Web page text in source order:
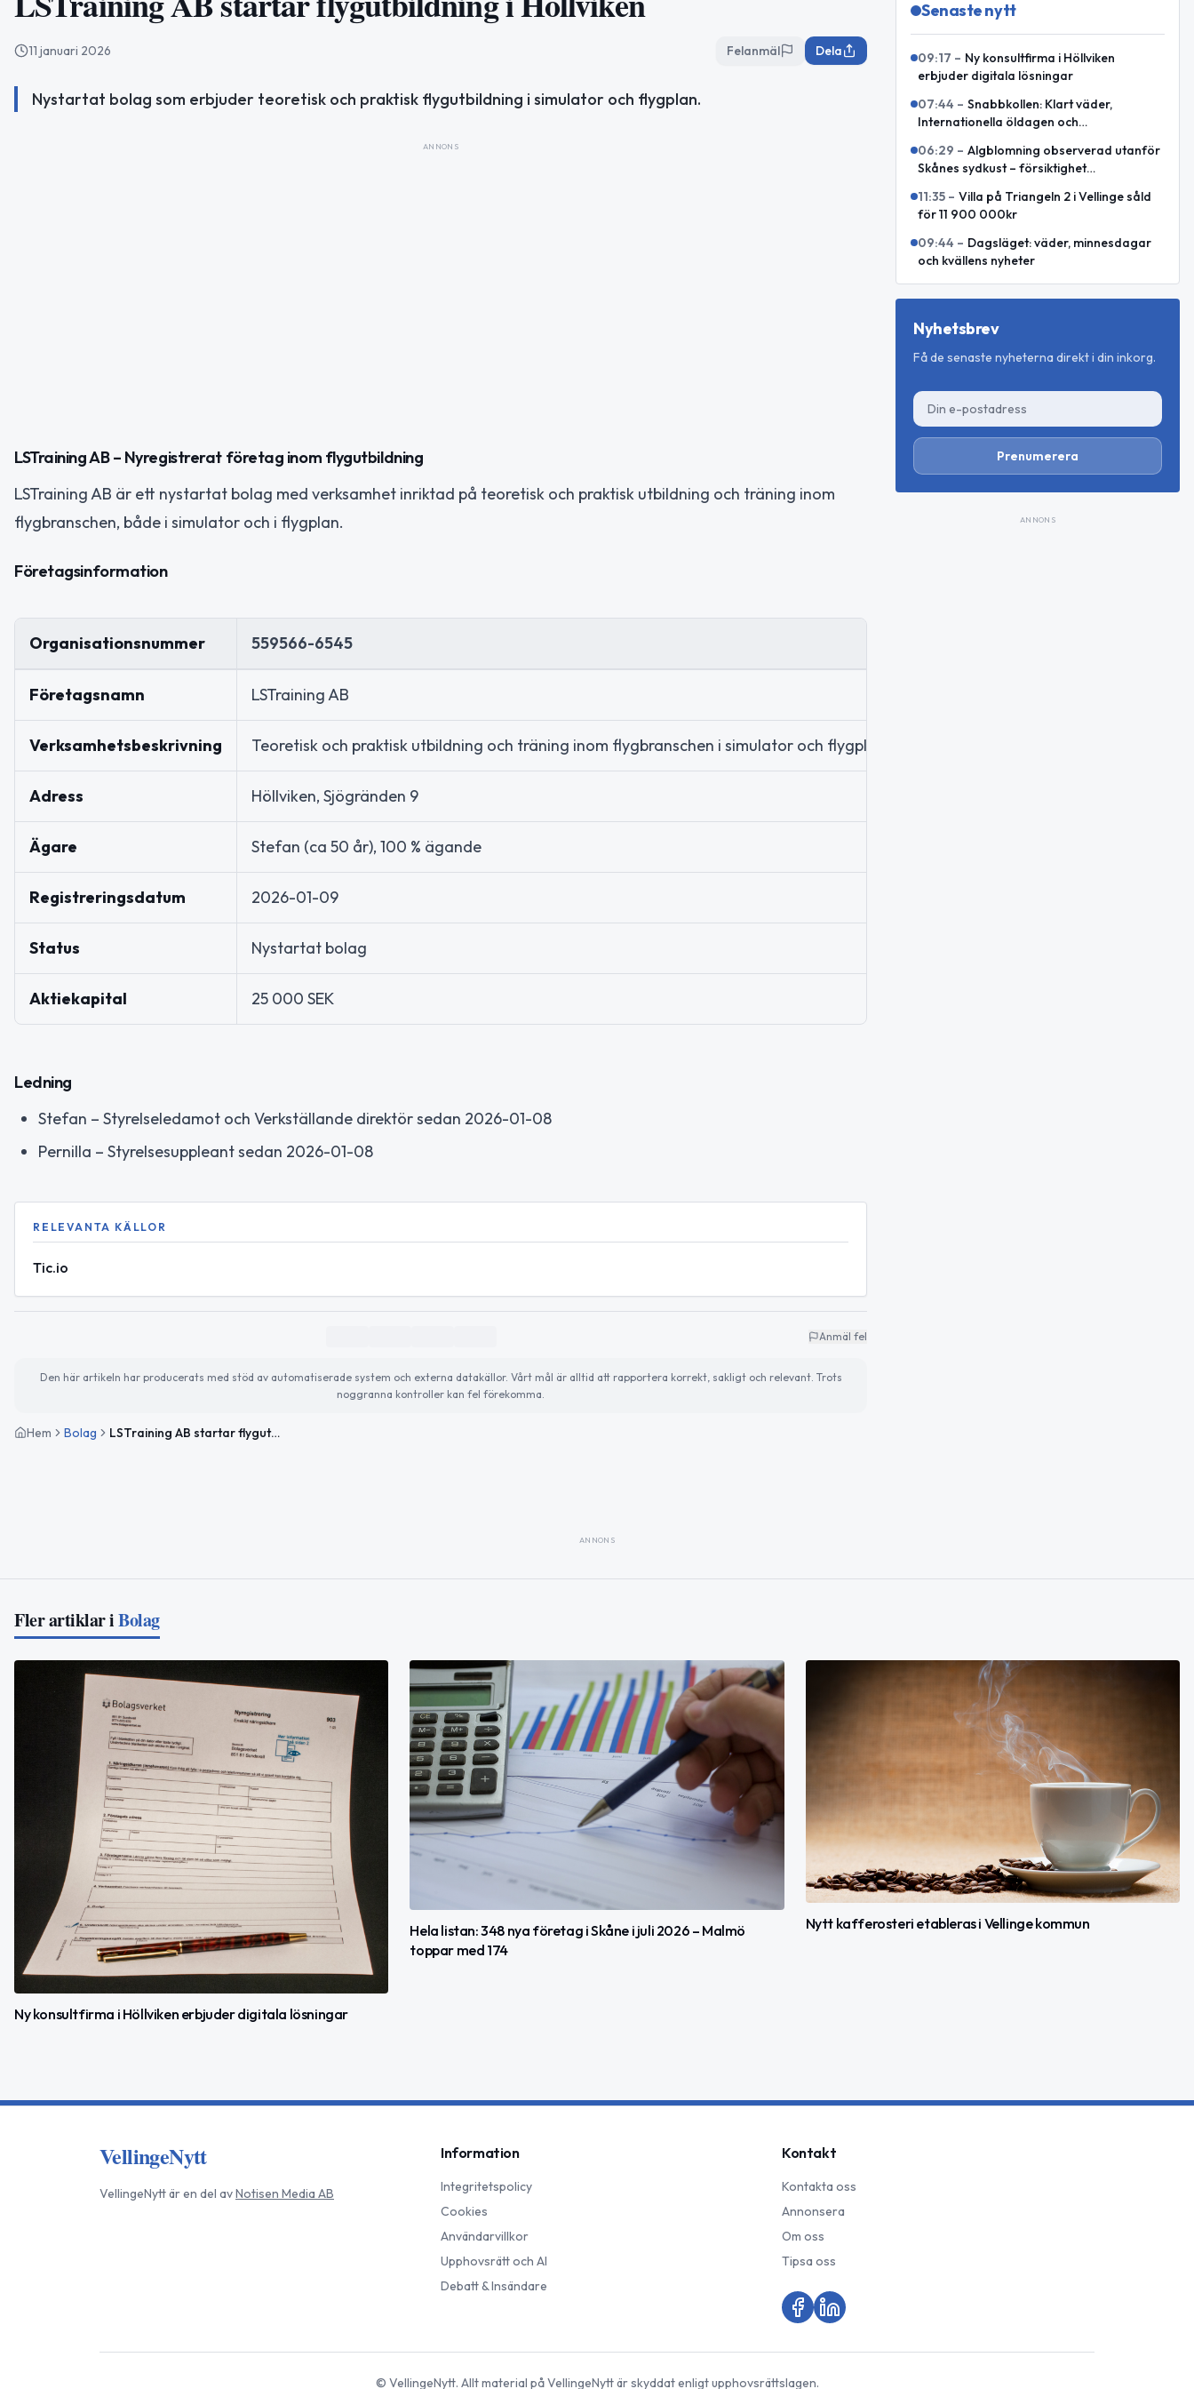
11 januari 2026 Felanmäl Dela
Nystartat bolag som erbjuder teoretisk och praktisk flygutbildning i simulator och flygplan.
ANNONS
LSTraining AB – Nyregistrerat företag inom flygutbildning
LSTraining AB är ett nystartat bolag med verksamhet inriktad på teoretisk och praktisk utbildning och träning inom
flygbranschen, både i simulator och i flygplan.
Företagsinformation
Organisationsnummer 559566-6545
Företagsnamn LSTraining AB
Verksamhetsbeskrivning Teoretisk och praktisk utbildning och träning inom flygbranschen i simulator och flygplan.
Adress Höllviken, Sjögränden 9
Ägare Stefan (ca 50 år), 100 % ägande
Registreringsdatum 2026-01-09
Status Nystartat bolag
Aktiekapital 25 000 SEK
Ledning
Stefan – Styrelseledamot och Verkställande direktör sedan 2026-01-08
Pernilla – Styrelsesuppleant sedan 2026-01-08
RELEVANTA KÄLLOR
Tic.io
Anmäl fel
Den här artikeln har producerats med stöd av automatiserade system och externa datakällor. Vårt mål är alltid att rapportera korrekt, sakligt och relevant. Trots
noggranna kontroller kan fel förekomma.
Hem Bolag LSTraining AB startar flygutbildning i Höllviken
Senaste nytt
09:17 – Ny konsultfirma i Höllviken
erbjuder digitala lösningar
07:44 – Snabbkollen: Klart väder,
Internationella öldagen och
06:29 – Algblomning observerad utanför
Skånes sydkust – försiktighet
11:35 – Villa på Triangeln 2 i Vellinge såld
för 11 900 000kr
09:44 – Dagsläget: väder, minnesdagar
och kvällens nyheter
Nyhetsbrev
Få de senaste nyheterna direkt i din inkorg.
Prenumerera
ANNONS
ANNONS
Fler artiklar iBolag
Ny konsultfirma i Höllviken erbjuder digitala lösningar
Hela listan: 348 nya företag i Skåne i juli 2026 – Malmö
toppar med 174
Nytt kafferosteri etableras i Vellinge kommun
VellingeNytt
VellingeNyttär en del avNotisen Media AB
Information
Integritetspolicy
Cookies
Användarvillkor
Upphovsrätt och AI
Debatt & Insändare
Kontakt
Kontakta oss
Annonsera
Om oss
Tipsa oss
© VellingeNytt. Allt material påVellingeNyttär skyddat enligt upphovsrättslagen.